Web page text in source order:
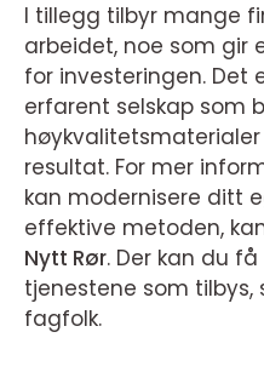
I tillegg tilbyr mange
arbeidet, noe som gir
for investeringen. Det
erfarent selskap som
resultat. For mer
kan modernisere ditt
effektive metoden,
Nytt Rør. Der kan du
tjenestene som
fagfolk.